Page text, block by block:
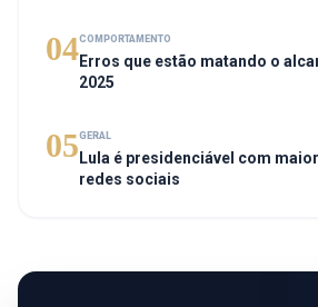
04COMPORTAMENTO
Erros que estão matando o
2025
05GERAL
Lula é presidenciável com
redes sociais